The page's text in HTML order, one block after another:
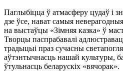
Паглыбіцца ў атмасферу цудаў і
дзе ўсе, нават самыя
на выстаўцы «Зімняя казка» ў
Творцы паспрабавалі
традыцыі праз сучасны
аўтэнтычнасць нашай культуры,
ўтульнасць беларускіх «вячорак».